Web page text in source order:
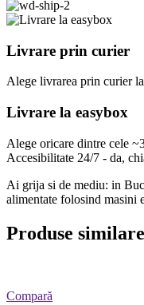
Livrare prin curier
Alege livrarea prin curierla
Livrare la easybox
Alege oricare dintre cele
Accesibilitate 24/7 - da,
Ai grija si de mediu: in
alimentate folosind masini
Produse similare
Compară